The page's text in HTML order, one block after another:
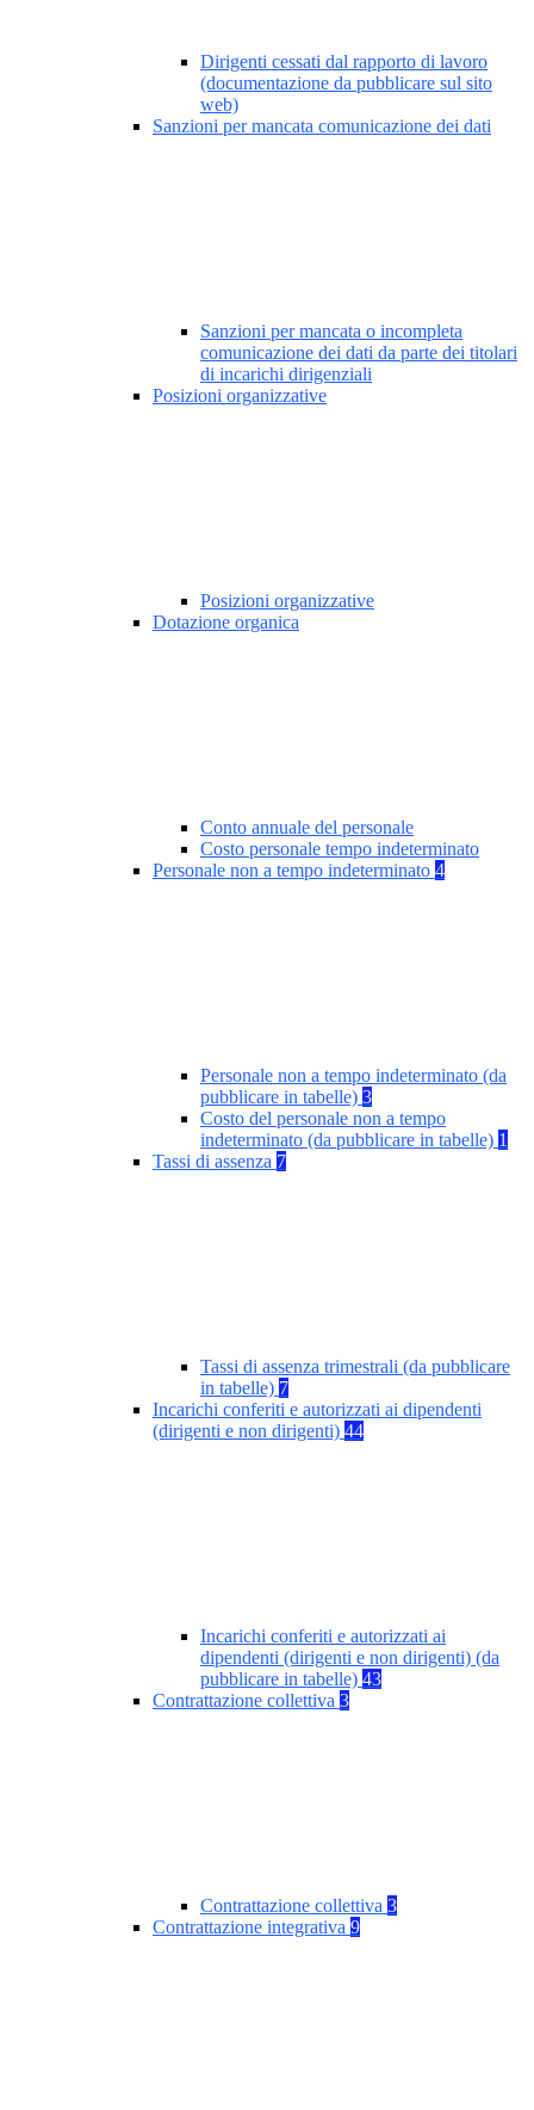
Dirigenti cessati dal rapporto di lavoro
(documentazione da pubblicare sul sito
web)
Sanzioni per mancata comunicazione dei dati
Sanzioni per mancata o incompleta
comunicazione dei dati da parte dei titolari
di incarichi dirigenziali
Posizioni organizzative
Posizioni organizzative
Dotazione organica
Conto annuale del personale
Costo personale tempo indeterminato
Personale non a tempo indeterminato 4
Personale non a tempo indeterminato (da
pubblicare in tabelle) 3
Costo del personale non a tempo
indeterminato (da pubblicare in tabelle) 1
Tassi di assenza 7
Tassi di assenza trimestrali (da pubblicare
in tabelle) 7
Incarichi conferiti e autorizzati ai dipendenti
(dirigenti e non dirigenti) 44
Incarichi conferiti e autorizzati ai
dipendenti (dirigenti e non dirigenti) (da
pubblicare in tabelle) 43
Contrattazione collettiva 3
Contrattazione collettiva 3
Contrattazione integrativa 9